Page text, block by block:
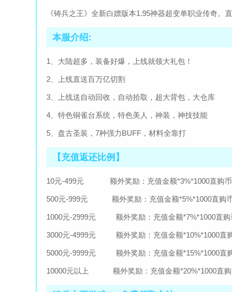
《铸兵之王》全新白嫖版本1.95神器超变单职业传奇。
本服介绍:
1、大陆超多，装备好爆，上线就领大礼包！
2、上线直送百万亿切割
3、上线送自动回收，自动拾取，超大背包，大仓库
4、特色铜雀台系统，特色美人，神装，神技技能
5、盘古圣装，7种强力BUFF，材料全靠打
【充值返还比例】
10元-499元 额外奖励：充值金额*3%*1000直购币
500元-999元 额外奖励：充值金额*5%*1000直购
1000元-2999元 额外奖励：充值金额*7%*1000直购
3000元-4999元 额外奖励：充值金额*10%*1000直
5000元-9999元 额外奖励：充值金额*15%*1000直
10000元以上 额外奖励：充值金额*20%*1000直购